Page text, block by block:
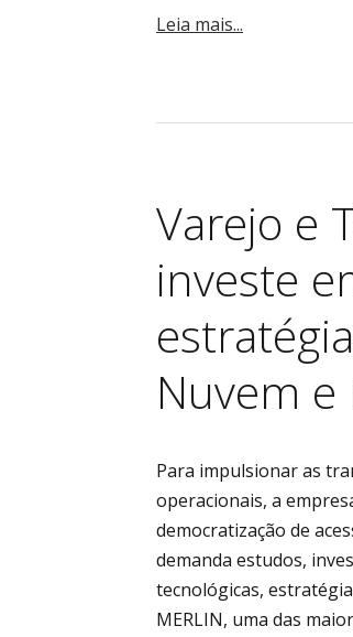
Leia mais...
Varejo e
investe
Nuvem e
Para impulsionar as
operacionais, a
democratização de
demanda estudos,
tecnológicas,
MERLIN, uma das